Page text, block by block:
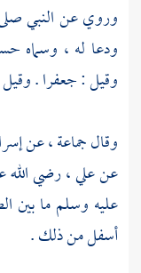
وروي عن النبي صلى
ودعا له ، وسماه
وقيل : جعفرا . وقيل
وقال جماعة ، عن
عنعلي، رضي الله
عليه وسلم ما بين
أسفل من ذلك .